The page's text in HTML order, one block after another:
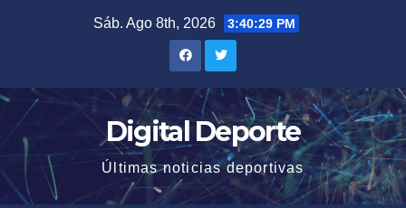
Sáb. Ago 8th, 2026 3:40:30 PM
Digital Deporte
Últimas noticias deportivas